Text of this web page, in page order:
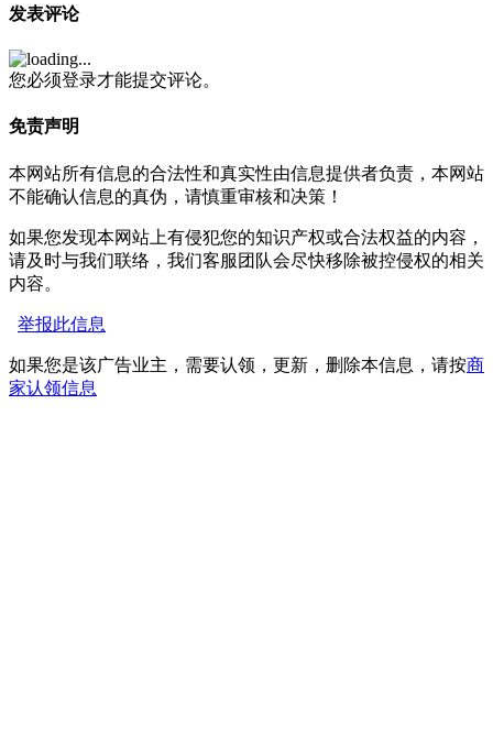
发表评论
您必须登录才能提交评论。
免责声明
本网站所有信息的合法性和真实性由信息提供者负责，本网站
不能确认信息的真伪，请慎重审核和决策！
如果您发现本网站上有侵犯您的知识产权或合法权益的内容，
请及时与我们联络，我们客服团队会尽快移除被控侵权的相关
内容。
举报此信息
如果您是该广告业主，需要认领，更新，删除本信息，请按商
家认领信息